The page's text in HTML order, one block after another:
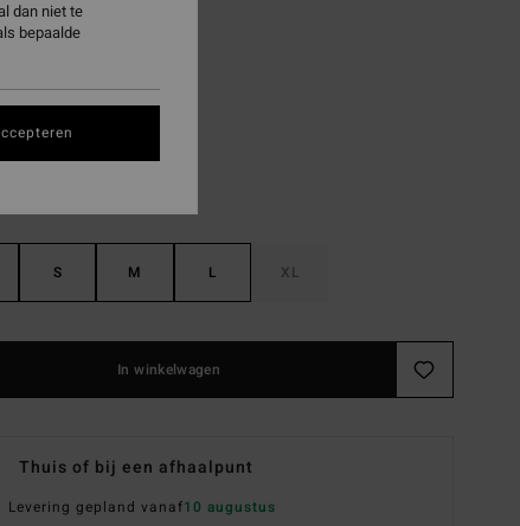
SALE EXTRA 25%
S M L XL
In winkelwagen
Thuis of bij een afhaalpunt
Levering gepland vanaf10 augustus
dan niet te
bepaalde